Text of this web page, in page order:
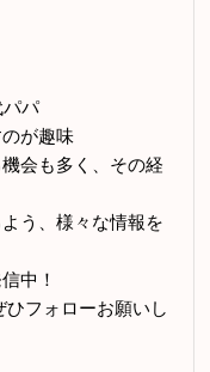
パパ
が趣味
会も多く、その経
う、様々な情報を
中！
フォローお願いし